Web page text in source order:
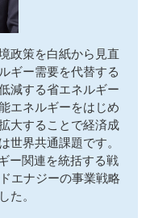
政策を白紙から見直
ギー需要を代替する
減する省エネルギー
エネルギーをはじめ
大することで経済成
世界共通課題です。
ー関連を統括する戦
エナジーの事業戦略
た。